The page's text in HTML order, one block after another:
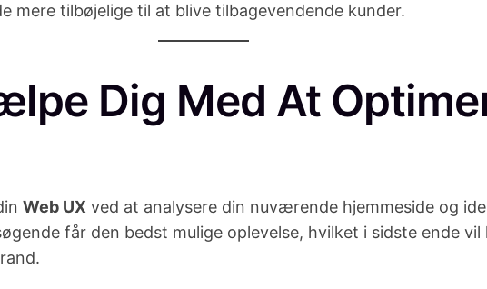
mere tilbøjelige til at blive tilbagevendende kunder.
Dig Med At
Web UX ved at analysere din nuværende hjemmeside og
får den bedst mulige oplevelse, hvilket i sidste ende